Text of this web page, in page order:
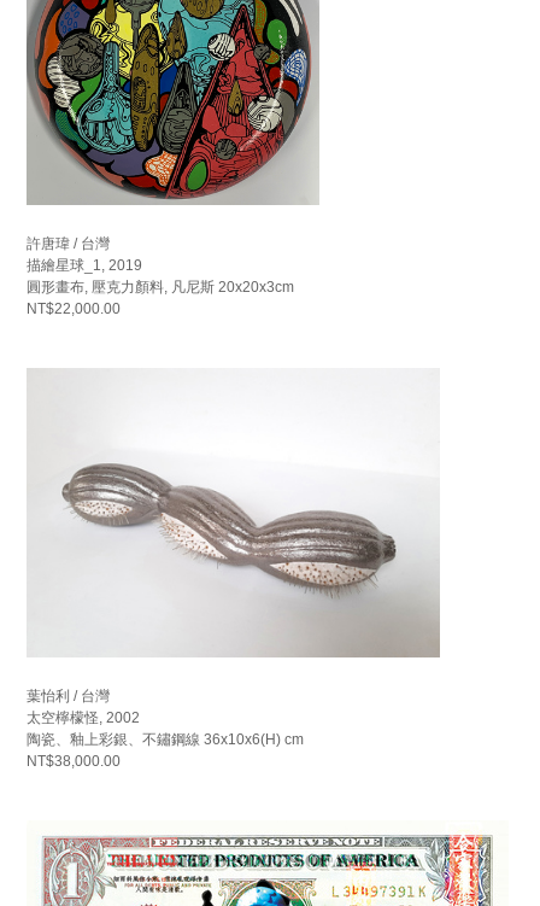
許唐瑋 / 台灣
描繪星球_1, 2019
圓形畫布, 壓克力顏料, 凡尼斯 20x20x3cm
NT$22,000.00
葉怡利 / 台灣
太空檸檬怪, 2002
陶瓷、釉上彩銀、不鏽鋼線 36x10x6(H) cm
NT$38,000.00